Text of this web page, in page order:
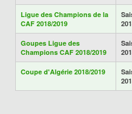
Ligue des Champions de la
CAF 2018/2019
Goupes Ligue des
Champions CAF 2018/2019
Coupe d'Algérie 2018/2019